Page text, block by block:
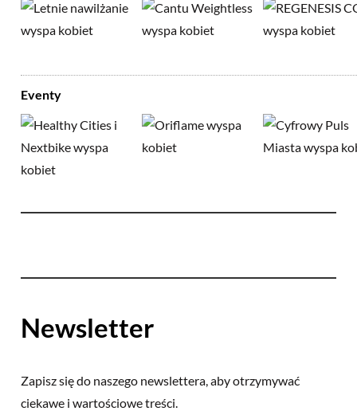
Eventy
Newsletter
Zapisz się do naszego newslettera, aby otrzymywać
ciekawe i wartościowe treści.